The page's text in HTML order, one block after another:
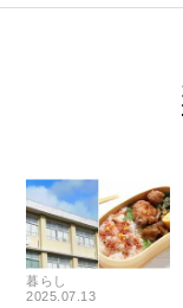
暮らし
2025.07.13